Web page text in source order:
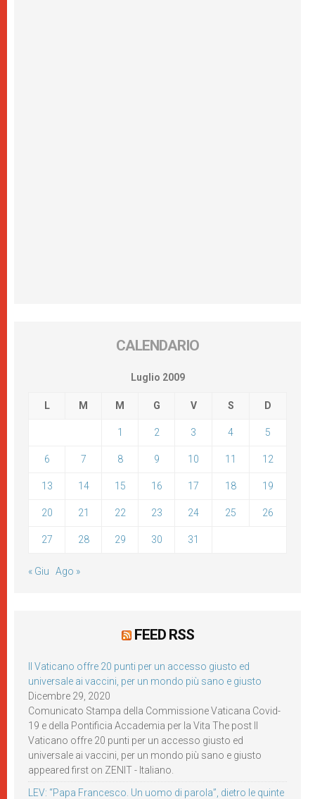
CALENDARIO
Luglio 2009
L M M G V S D
1 2 3 4 5
6 7 8 9 10 11 12
13 14 15 16 17 18 19
20 21 22 23 24 25 26
27 28 29 30 31
« Giu Ago »
FEED RSS
Il Vaticano offre 20 punti per un accesso giusto ed
universale ai vaccini, per un mondo più sano e giusto
Dicembre 29, 2020
Comunicato Stampa della Commissione Vaticana Covid-
19 e della Pontificia Accademia per la Vita The post Il
Vaticano offre 20 punti per un accesso giusto ed
universale ai vaccini, per un mondo più sano e giusto
appeared first on ZENIT - Italiano.
LEV: “Papa Francesco. Un uomo di parola”, dietro le quinte